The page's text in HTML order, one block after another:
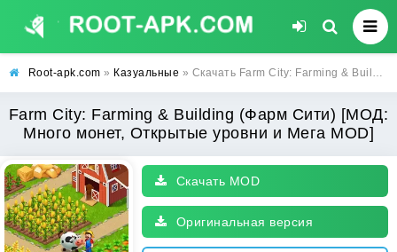
Root-apk.com » Казуальные » Скачать Farm City: Farming & Building (Фарм Сити) [МОД: Много монет, Открытые уровни и Мега MOD] | Взлом Farm City: Farming & Building на Андроид
Farm City: Farming & Building (Фарм Сити) [МОД:
Много монет, Открытые уровни и Мега MOD]
Скачать MOD
Оригинальная версия